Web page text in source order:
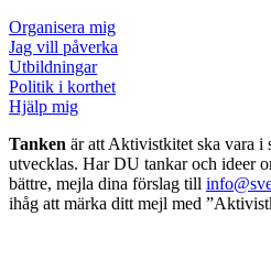
Organisera mig
Jag vill påverka
Utbildningar
Politik i korthet
Hjälp mig
Tanken är att Aktivistkitet ska vara i
utvecklas. Har DU tankar och ideer
bättre, mejla dina förslag till
ihåg att märka ditt mejl med